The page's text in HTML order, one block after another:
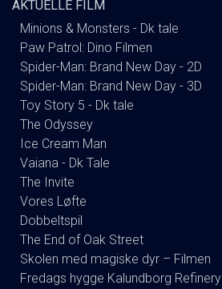
AKTUELLE FILM
Minions & Monsters - Dk tale
Paw Patrol: Dino Filmen
Spider-Man: Brand New Day - 2D
Spider-Man: Brand New Day - 3D
Toy Story 5 - Dk tale
The Odyssey
Ice Cream Man
Vaiana - Dk Tale
The Invite
Vores Løfte
Dobbeltspil
The End of Oak Street
Skolen med magiske dyr – Filmen
Fredags hygge Kalundborg Refinery